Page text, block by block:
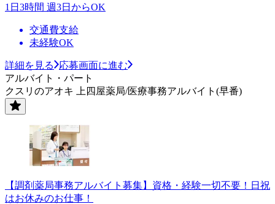
1日3時間 週3日からOK
交通費支給
未経験OK
詳細を見る
応募画面に進む
アルバイト・パート
クスリのアオキ 上四屋薬局/医療事務アルバイト(早番)
【調剤薬局事務アルバイト募集】資格・経験一切不要！日祝
はお休みのお仕事！